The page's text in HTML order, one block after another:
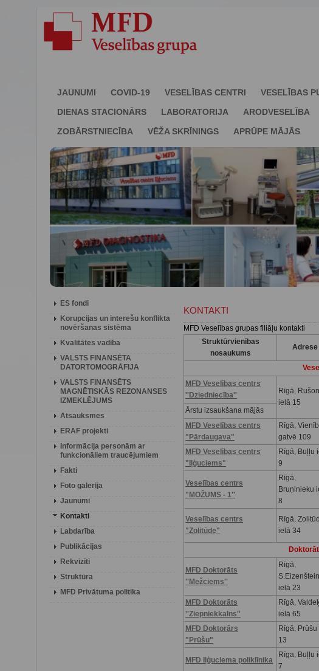
JAUNUMI COVID-19 VESELĪBAS CENTRI VESELĪBAS
DIENAS STACIONĀRS
LABORATORIJA ARODVESELĪBA
ZOBĀRSTNIECĪBA
VĒŽA SKRĪNINGS APRŪPE MĀJĀS
ES fondi
Korupcijas un interešu konflikta
novēršanas sistēma
Kvalitātes vadība
VALSTS FINANSĒTA
DATORTOMOGRĀFIJA
VALSTS FINANSĒTS
MAGNĒTISKĀS REZONANSES
IZMEKLĒJUMS
Atsauksmes
ERAF projekti
Informācija personām ar
funkcionāliem traucējumiem
Fakti
Foto galerija
Jaunumi
Kontakti
Labdarība
Publikācijas
Rekvizīti
Struktūra
MFD Privātuma politika
KONTAKTI
MFD Veselības grupas filiāļu kontakti
Struktūrvienības
nosaukums
Adrese
MFD Veselības centrs
''Dziedniecība''
Rīgā,
ielā 15
Ārstu izsaukšana mājās
MFD Veselības centrs
"Pārdaugava"
Rīgā,
gatvē 109
MFD Veselības centrs
"Iļģuciems"
Rīgā, Buļļu
9
Veselības centrs
"MOŽUMS - 1''
Rīgā,
Bruņinieku
8
Veselības centrs
"Zolitūde"
Rīgā,
ielā 34
MFD Doktorāts
''Mežciems''
Rīgā,
ielā 23
MFD Doktorāts
''Ziepniekkalns''
Rīgā,
ielā 65
MFD Doktorārs
"Prūšu"
Rīgā,
13
MFD Iļģuciema poliklīnika
Rīga, Buļļu
7